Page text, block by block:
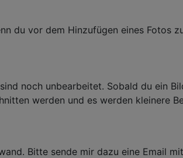
du vor dem Hinzufügen eines Fotos
noch unbearbeitet. Sobald du ein
werden und es werden kleinere
Bitte sende mir dazu eine Email